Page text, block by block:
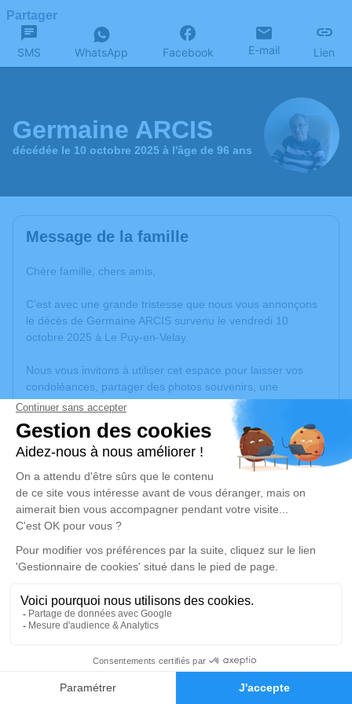
Faire-part Hommages
Partager
SMS WhatsApp Facebook E-mail Lien
Germaine ARCIS
décédée le 10 octobre 2025 à l'âge de 96 ans
Message de la famille
Chère famille, chers amis,
C’est avec une grande tristesse que nous vous annonçons
le décès de Germaine ARCIS survenu le vendredi 10
octobre 2025 à Le Puy-en-Velay.
Nous vous invitons à utiliser cet espace pour laisser vos
condoléances, partager des photos souvenirs, une
anecdote ou exprimer vos pensées à travers des poèmes
ou des textes. Cet endroit est un lieu d'expression dédié à
honorer la mémoire de Germaine ARCIS.
Un service de plantation d’arbre hommage estdisponible
mardi 14 octobre 2025 à 14h30
Église Freycent-la-Tour de Freycenet-la-Tour
43150 Freycenet-la-Tour
Je rends hommage